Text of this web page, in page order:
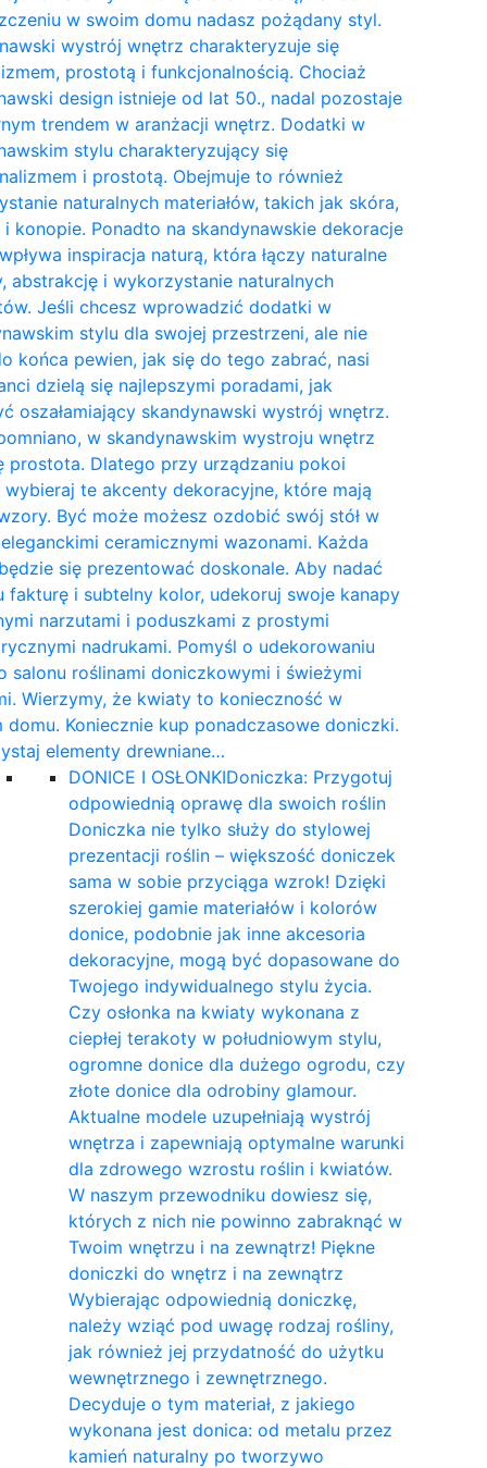
w swoim domu nadasz pożądany styl.
wystrój wnętrz charakteryzuje się
prostotą i funkcjonalnością. Chociaż
design istnieje od lat 50., nadal pozostaje
trendem w aranżacji wnętrz. Dodatki w
stylu charakteryzujący się
i prostotą. Obejmuje to również
naturalnych materiałów, takich jak skóra,
konopie. Ponadto na skandynawskie dekoracje
inspiracja naturą, która łączy naturalne
abstrakcję i wykorzystanie naturalnych
Jeśli chcesz wprowadzić dodatki w
stylu dla swojej przestrzeni, ale nie
końca pewien, jak się do tego zabrać, nasi
dzielą się najlepszymi poradami, jak
oszałamiający skandynawski wystrój wnętrz.
w skandynawskim wystroju wnętrz
prostota. Dlatego przy urządzaniu pokoi
wybieraj te akcenty dekoracyjne, które mają
Być może możesz ozdobić swój stół w
ceramicznymi wazonami. Każda
się prezentować doskonale. Aby nadać
fakturę i subtelny kolor, udekoruj swoje kanapy
narzutami i poduszkami z prostymi
nadrukami. Pomyśl o udekorowaniu
salonu roślinami doniczkowymi i świeżymi
Wierzymy, że kwiaty to konieczność w
domu. Koniecznie kup ponadczasowe doniczki.
elementy drewniane…
DONICE I OSŁONKIDoniczka: Przygotuj
odpowiednią oprawę dla swoich roślin
Doniczka nie tylko służy do stylowej
prezentacji roślin – większość doniczek
sama w sobie przyciąga wzrok! Dzięki
szerokiej gamie materiałów i kolorów
donice, podobnie jak inne akcesoria
dekoracyjne, mogą być dopasowane do
Twojego indywidualnego stylu życia.
Czy osłonka na kwiaty wykonana z
ciepłej terakoty w południowym stylu,
ogromne donice dla dużego ogrodu, czy
złote donice dla odrobiny glamour.
Aktualne modele uzupełniają wystrój
wnętrza i zapewniają optymalne warunki
dla zdrowego wzrostu roślin i kwiatów.
W naszym przewodniku dowiesz się,
których z nich nie powinno zabraknąć w
Twoim wnętrzu i na zewnątrz! Piękne
doniczki do wnętrz i na zewnątrz
Wybierając odpowiednią doniczkę,
należy wziąć pod uwagę rodzaj rośliny,
jak również jej przydatność do użytku
wewnętrznego i zewnętrznego.
Decyduje o tym materiał, z jakiego
wykonana jest donica: od metalu przez
kamień naturalny po tworzywo